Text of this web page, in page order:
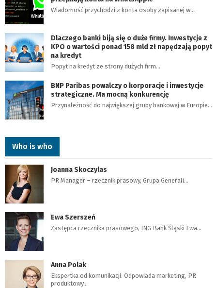
Wiadomość przychodzi z konta osoby zapisanej w…
Dlaczego banki biją się o duże firmy. Inwestycje z
KPO o wartości ponad 158 mld zł napędzają popyt
na kredyt
Popyt na kredyt ze strony dużych firm…
BNP Paribas powalczy o korporacje i inwestycje
strategiczne. Ma mocną konkurencję
Przynależność do największej grupy bankowej w Europie…
Who is who
Joanna Skoczylas
PR Manager – rzecznik prasowy, Grupa Generali…
Ewa Szerszeń
Zastępca rzecznika prasowego, ING Bank Śląski Ewa…
Anna Polak
Ekspertka od komunikacji. Odpowiada marketing, PR
produktowy…